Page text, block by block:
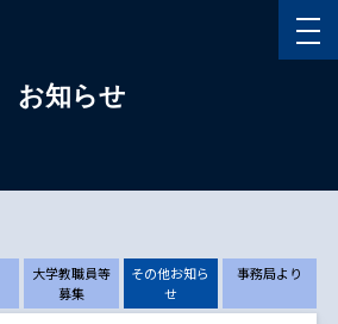
お知らせ
事務局より
その他お知ら
せ
大学教職員等
募集